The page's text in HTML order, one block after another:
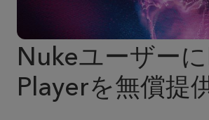
Nukeユーザー
Playerを無償提